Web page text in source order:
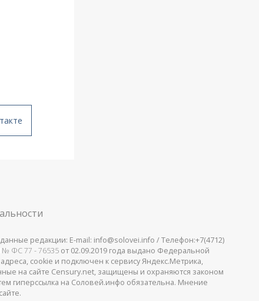
редакции: E-mail: info@solovei.info / Телефон:+7(4712)
ФС 77 - 76535 от 02.09.2019 года выдано Федеральной
cookie и подключен к сервису Яндекс.Метрика,
на сайте Censury.net, защищены и охраняются законом
гиперссылка на Соловей.инфо обязательна. Мнение